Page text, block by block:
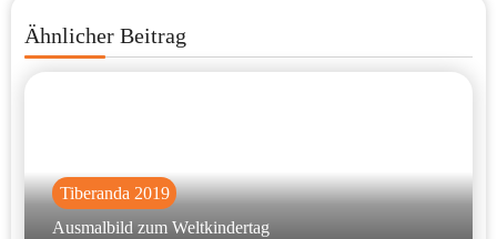
Ähnlicher Beitrag
Tiberanda 2019
Ausmalbild zum Weltkindertag